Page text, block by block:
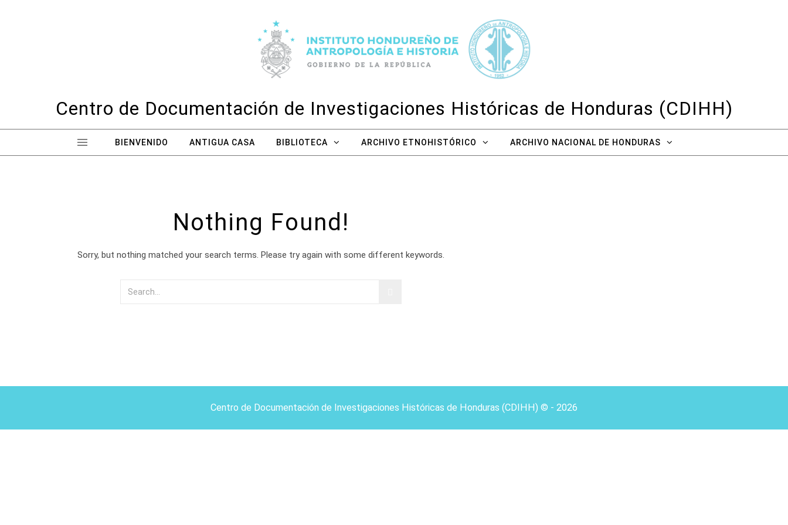
Centro de Documentación de Investigaciones Históricas de Honduras (CDIHH)
BIENVENIDO ANTIGUA CASA BIBLIOTECA ARCHIVO ETNOHISTÓRICO ARCHIVO NACIONAL DE HONDURAS
Nothing Found!
Sorry, but nothing matched your search terms. Please try again with some different keywords.
Centro de Documentación de Investigaciones Históricas de Honduras (CDIHH) © - 2026